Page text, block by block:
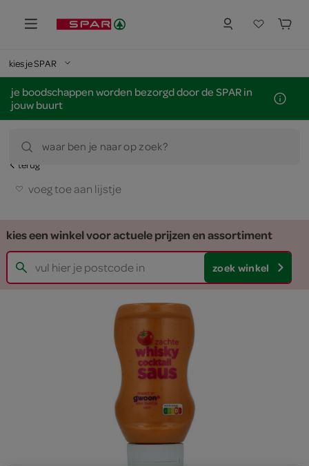
kies je SPAR
je boodschappen worden bezorgd door de SPAR in
jouw buurt
waar ben je naar op zoek?
terug
voeg toe aan lijstje
kies een winkel voor actuele prijzen en assortiment
zoek winkel